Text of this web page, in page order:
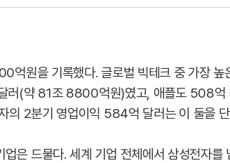
원을 기록했다. 글로벌 빅테크 중 가장 높
러(약 81조 8800억원)였고, 애플도 508
2분기 영업이익 584억 달러는 이 둘을
은 드물다. 세계 기업 전체에서 삼성전자를